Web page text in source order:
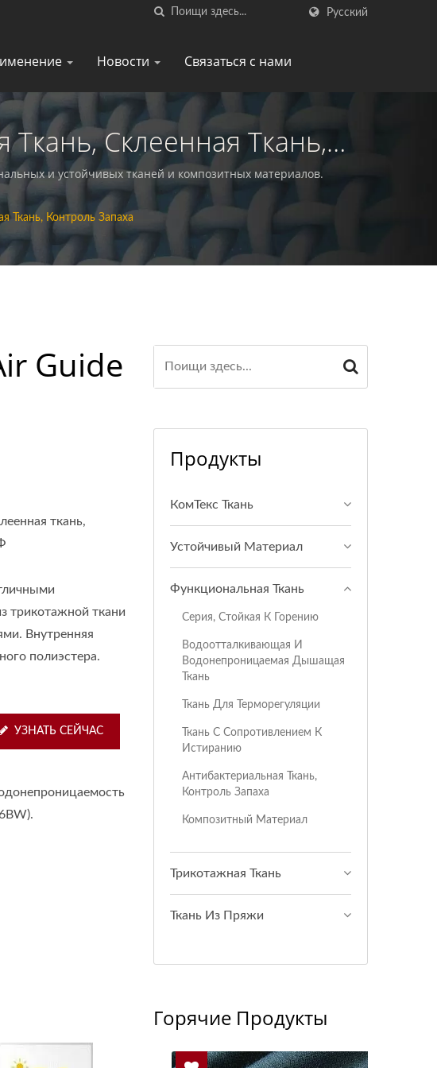
Русский
Новости Связаться с нами
Склеенная Ткань,
Анти-УФ | Устойчивая
Тканей | HL
и устойчивых тканей и композитных материалов.
Ткань, Контроль Запаха
Guide
ткань,
трикотажной ткани
Внутренняя
полиэстера.
УЗНАТЬ СЕЙЧАС
Продукты
КомТекс Ткань
Устойчивый Материал
Функциональная Ткань
Серия, Стойкая К Горению
Водоотталкивающая И
Водонепроницаемая Дышащая
Ткань
Ткань Для Терморегуляции
Ткань С Сопротивлением К
Истиранию
Антибактериальная Ткань,
Контроль Запаха
Композитный Материал
Трикотажная Ткань
Ткань Из Пряжи
Горячие Продукты